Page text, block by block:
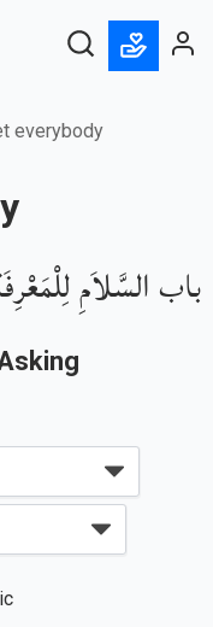
everybody
باب السَّلاَمِ